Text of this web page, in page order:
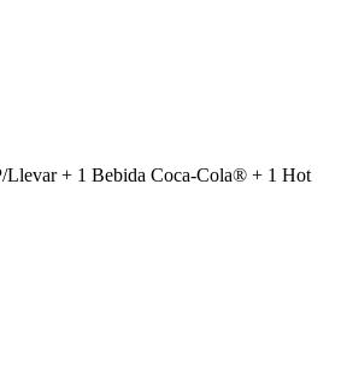
Llevar + 1 Bebida Coca-Cola® + 1 Hot